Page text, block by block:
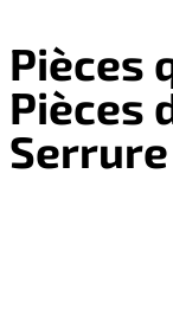
Pièces
Pièces